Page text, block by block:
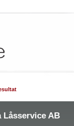
Låsservice AB